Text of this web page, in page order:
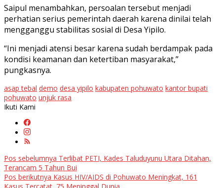
Saipul menambahkan, persoalan tersebut menjadi
perhatian serius pemerintah daerah karena dinilai telah
mengganggu stabilitas sosial di Desa Yipilo.
“Ini menjadi atensi besar karena sudah berdampak pada
kondisi keamanan dan ketertiban masyarakat,”
pungkasnya.
asap tebal demo desa yipilo kabupaten pohuwato kantor bupati
pohuwato unjuk rasa
Ikuti Kami
Navigasi
pos
Pos sebelumnya Terlibat PETI, Kades Taluduyunu Utara Ditahan,
Terancam 5 Tahun Bui
Pos berikutnya Kasus HIV/AIDS di Pohuwato Meningkat, 161